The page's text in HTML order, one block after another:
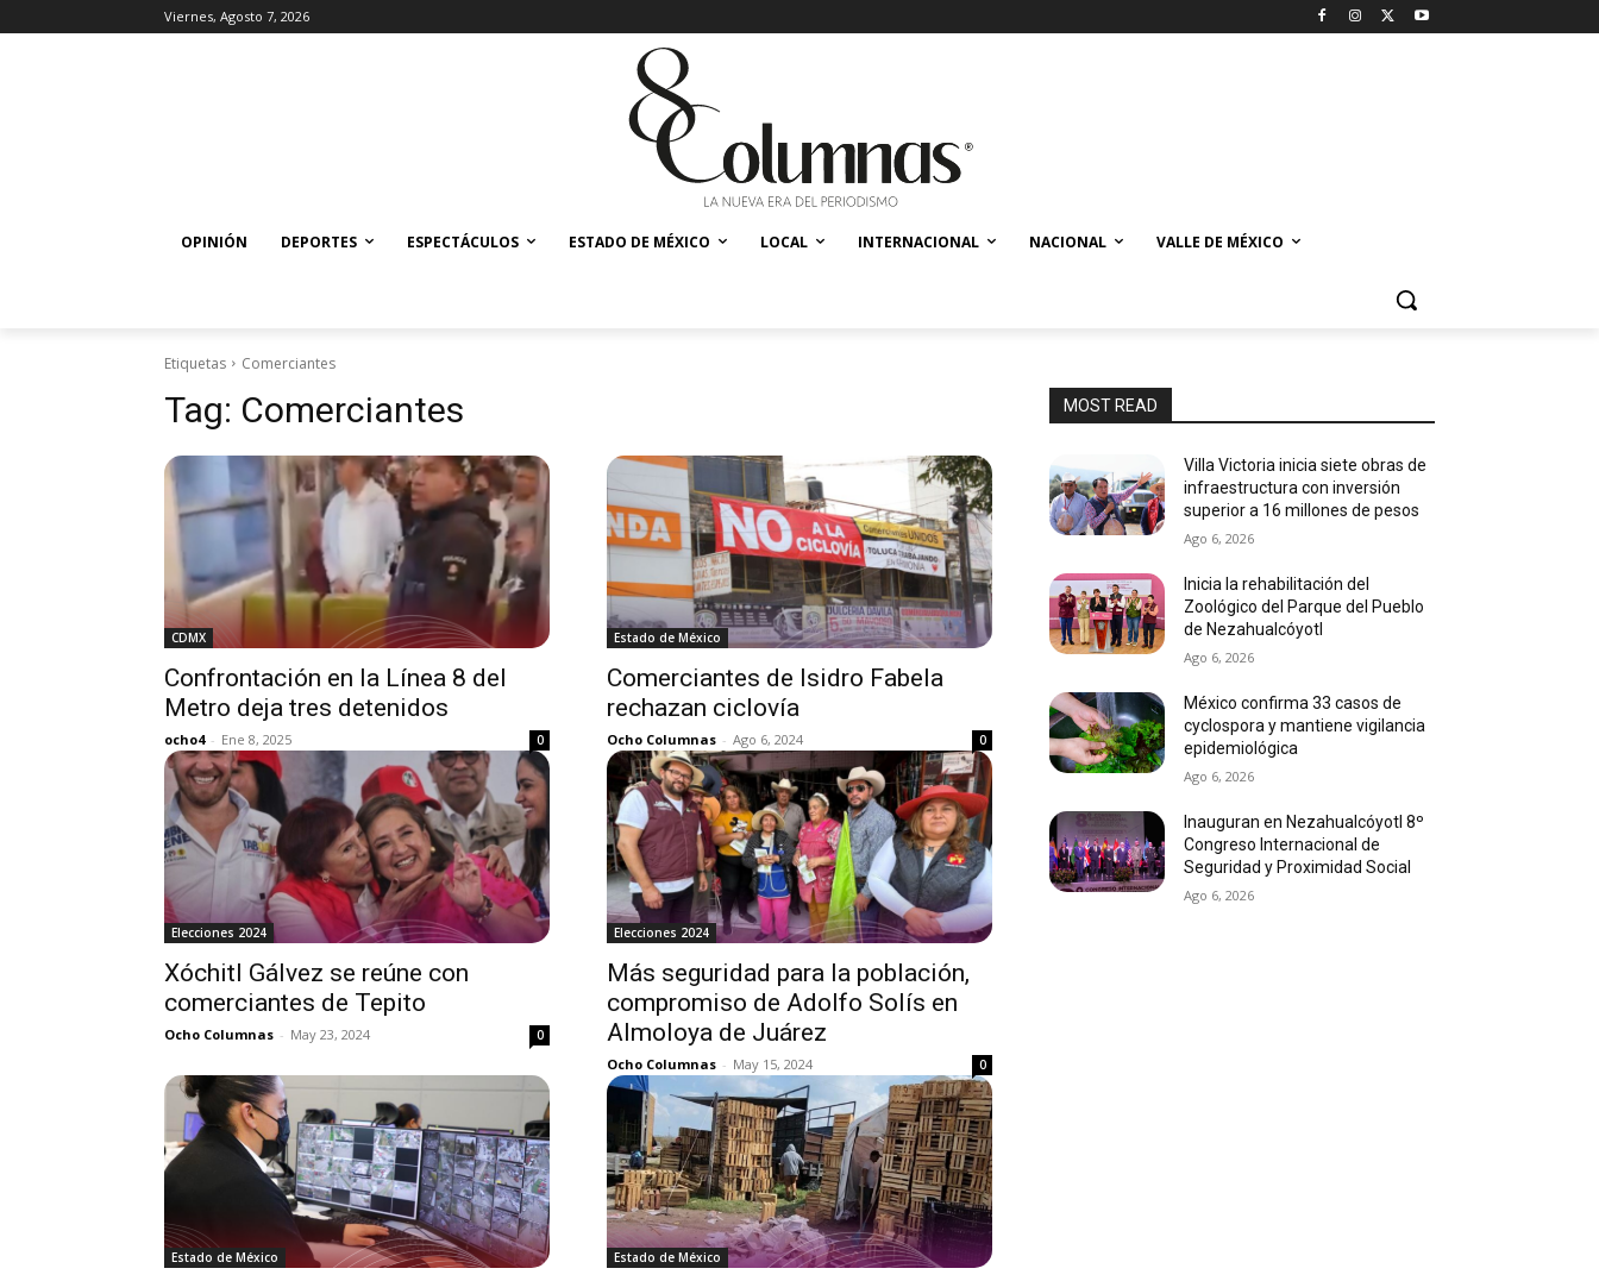
Viernes, Agosto 7, 2026
OPINIÓN DEPORTES ESPECTÁCULOS ESTADO DE MÉXICO LOCAL INTERNACIONAL NACIONAL VALLE DE MÉXICO
Etiquetas Comerciantes
Tag: Comerciantes
CDMX
Confrontación en la Línea 8 del
Metro deja tres detenidos
ocho4 - Ene 8, 2025 0
Estado de México
Comerciantes de Isidro Fabela
rechazan ciclovía
Ocho Columnas - Ago 6, 2024 0
Elecciones 2024
Xóchitl Gálvez se reúne con
comerciantes de Tepito
Ocho Columnas - May 23, 2024 0
Elecciones 2024
Más seguridad para la población,
compromiso de Adolfo Solís en
Almoloya de Juárez
Ocho Columnas - May 15, 2024 0
Estado de México Estado de México
MOST READ
Villa Victoria inicia siete obras de
infraestructura con inversión
superior a 16 millones de pesos
Ago 6, 2026
Inicia la rehabilitación del
Zoológico del Parque del Pueblo
de Nezahualcóyotl
Ago 6, 2026
México confirma 33 casos de
cyclospora y mantiene vigilancia
epidemiológica
Ago 6, 2026
Inauguran en Nezahualcóyotl 8º
Congreso Internacional de
Seguridad y Proximidad Social
Ago 6, 2026